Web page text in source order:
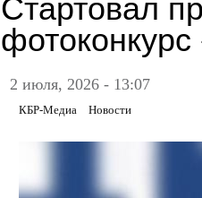
Стартовал
2 июля, 2026 - 13:07
КБР-Медиа Новости